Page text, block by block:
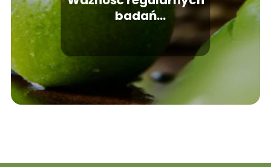
badań
profilaktycznych